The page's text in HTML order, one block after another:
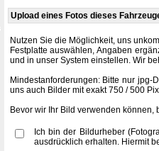
Upload eines Fotos dieses
Nutzen Sie die Möglichkeit, uns
Festplatte auswählen, Angaben
und in unser System einstellen. Wir
Mindestanforderungen: Bitte nur jpg-
uns auch Bilder mit exakt 750 / 500
Bevor wir Ihr Bild verwenden
Ich bin der Bildurheber
ausdrücklich erhalten. Hiermit